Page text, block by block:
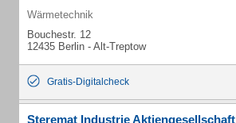
Wärmetechnik
Bouchestr. 12
12435 Berlin - Alt-Treptow
Gratis-Digitalcheck
Steremat Industrie Aktiengesellschaft